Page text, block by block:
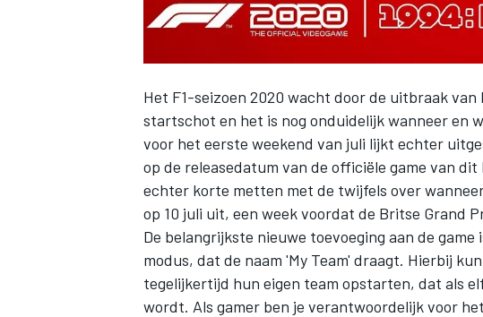
WEC DTM
Het F1-seizoen 2020 wacht door de uitbraak
startschot en het is nog onduidelijk wanneer en
voor het eerste weekend van juli lijkt echter
op de releasedatum van de officiële game van
echter korte metten met de twijfels over
op 10 juli uit, een week voordat de Britse Grand
De belangrijkste nieuwe toevoeging aan de
modus, dat de naam 'My Team' draagt. Hierbij
tegelijkertijd hun eigen team opstarten, dat als
wordt. Als gamer ben je verantwoordelijk voor